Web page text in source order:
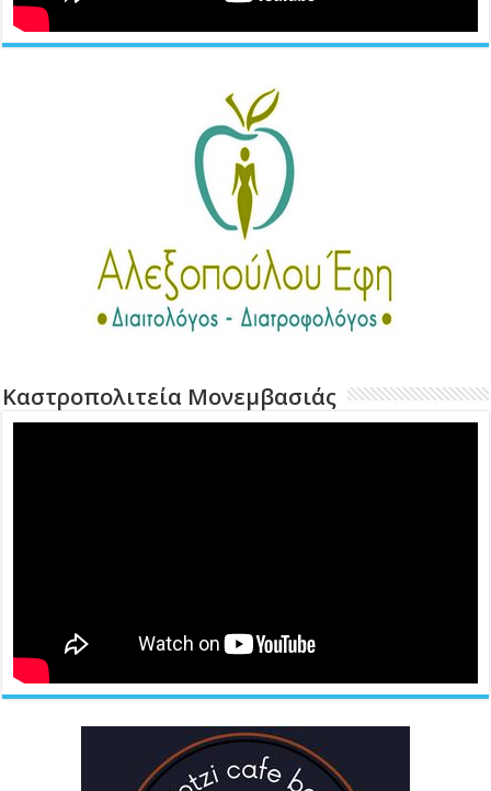
Καστροπολιτεία Μονεμβασιάς